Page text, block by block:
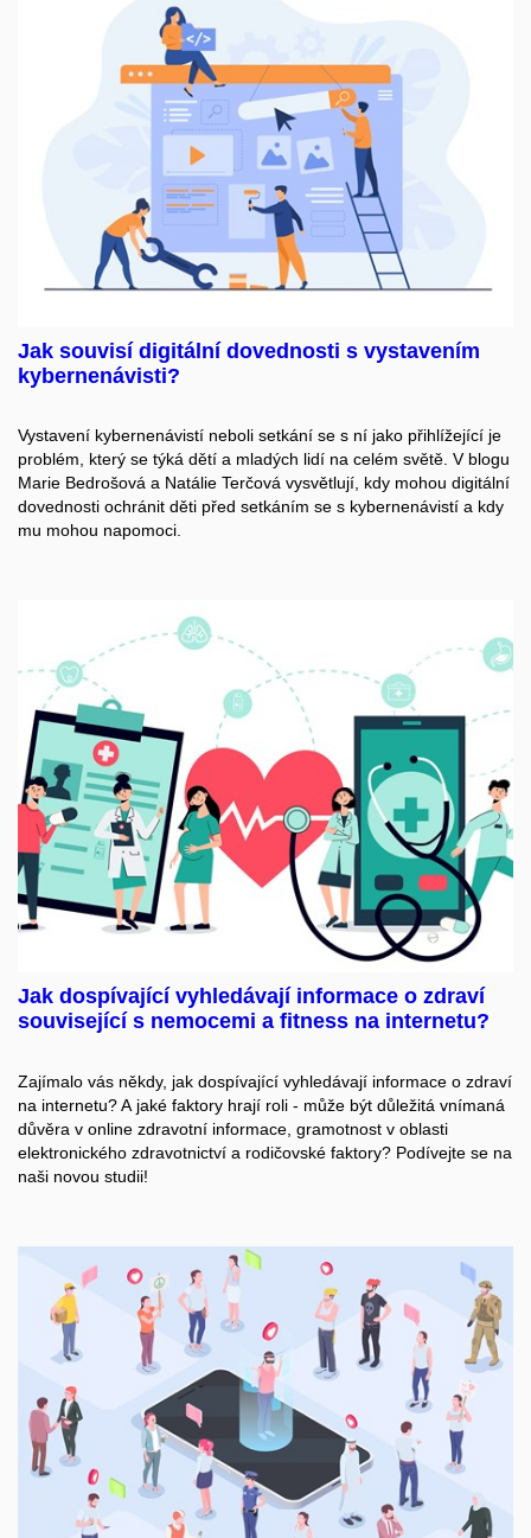
Jak souvisí digitální dovednosti s vystavením
kybernenávisti?
Vystavení kybernenávistí neboli setkání se s ní jako přihlížející je
problém, který se týká dětí a mladých lidí na celém světě. V blogu
Marie Bedrošová a Natálie Terčová vysvětlují, kdy mohou digitální
dovednosti ochránit děti před setkáním se s kybernenávistí a kdy
mu mohou napomoci.
Jak dospívající vyhledávají informace o zdraví
související s nemocemi a fitness na internetu?
Zajímalo vás někdy, jak dospívající vyhledávají informace o zdraví
na internetu? A jaké faktory hrají roli - může být důležitá vnímaná
důvěra v online zdravotní informace, gramotnost v oblasti
elektronického zdravotnictví a rodičovské faktory? Podívejte se na
naši novou studii!